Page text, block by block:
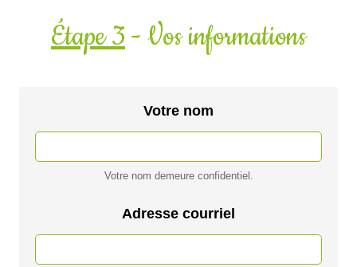
Étape 3- Vos informations
Votre nom
Votre nom demeure confidentiel.
Adresse courriel